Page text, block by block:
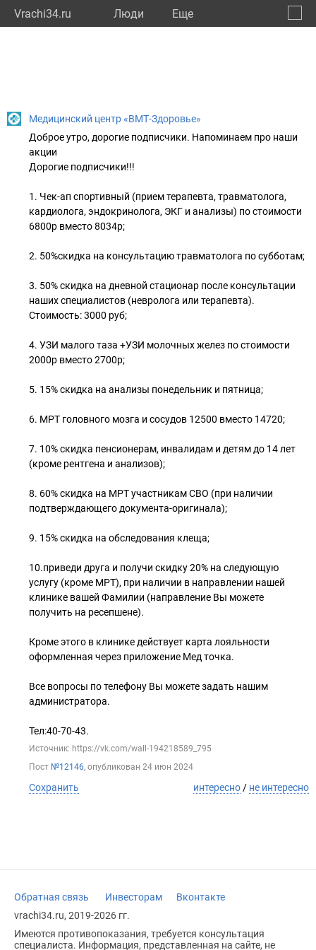
Vrachi34.ru Люди Eще
Медицинский центр «ВМТ-Здоровье»
Доброе утро, дорогие подписчики. Напоминаем про наши
акции
Дорогие подписчики!!!
1. Чек-ап спортивный (прием терапевта, травматолога,
кардиолога, эндокринолога, ЭКГ и анализы) по стоимости
6800р вместо 8034р;
2. 50%скидка на консультацию травматолога по субботам;
3. 50% скидка на дневной стационар после консультации
наших специалистов (невролога или терапевта).
Стоимость: 3000 руб;
4. УЗИ малого таза +УЗИ молочных желез по стоимости
2000р вместо 2700р;
5. 15% скидка на анализы понедельник и пятница;
6. МРТ головного мозга и сосудов 12500 вместо 14720;
7. 10% скидка пенсионерам, инвалидам и детям до 14 лет
(кроме рентгена и анализов);
8. 60% скидка на МРТ участникам СВО (при наличии
подтверждающего документа-оригинала);
9. 15% скидка на обследования клеща;
10.приведи друга и получи скидку 20% на следующую
услугу (кроме МРТ), при наличии в направлении нашей
клинике вашей Фамилии (направление Вы можете
получить на ресепшене).
Кроме этого в клинике действует карта лояльности
оформленная через приложение Мед точка.
Все вопросы по телефону Вы можете задать нашим
администратора.
Тел:40-70-43.
Источник: https://vk.com/wall-194218589_795
Пост №12146, опубликован 24 июн 2024
Сохранить интересно / не интересно
Обратная связь Инвесторам
Вконтакте
vrachi34.ru, 2019-2026 гг.
Имеются противопоказания, требуется консультация
специалиста. Информация, представленная на сайте, не